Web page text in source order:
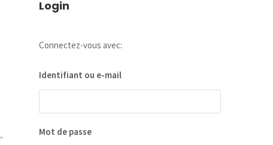
Login
Connectez-vous avec:
Identifiant ou e-mail
Mot de passe